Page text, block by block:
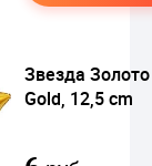
Звезда
Gold, 12,5 cm